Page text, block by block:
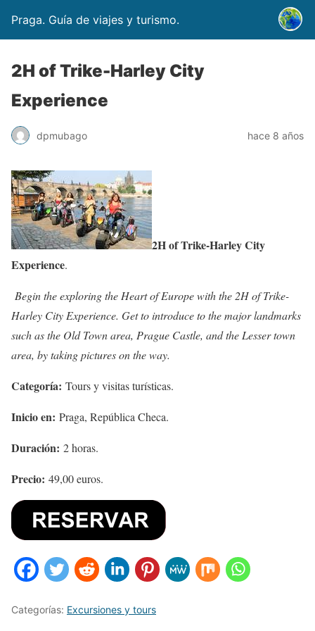
Praga. Guía de viajes y turismo.
2H of Trike-Harley City
Experience
dpmubago hace 8 años
2H of Trike-Harley City
Experience.
Begin the exploring the Heart of Europe with the 2H of Trike-
Harley City Experience. Get to introduce to the major landmarks
such as the Old Town area, Prague Castle, and the Lesser town
area, by taking pictures on the way.
Categoría: Tours y visitas turísticas.
Inicio en: Praga, República Checa.
Duración: 2 horas.
Precio: 49,00 euros.
Categorías: Excursiones y tours